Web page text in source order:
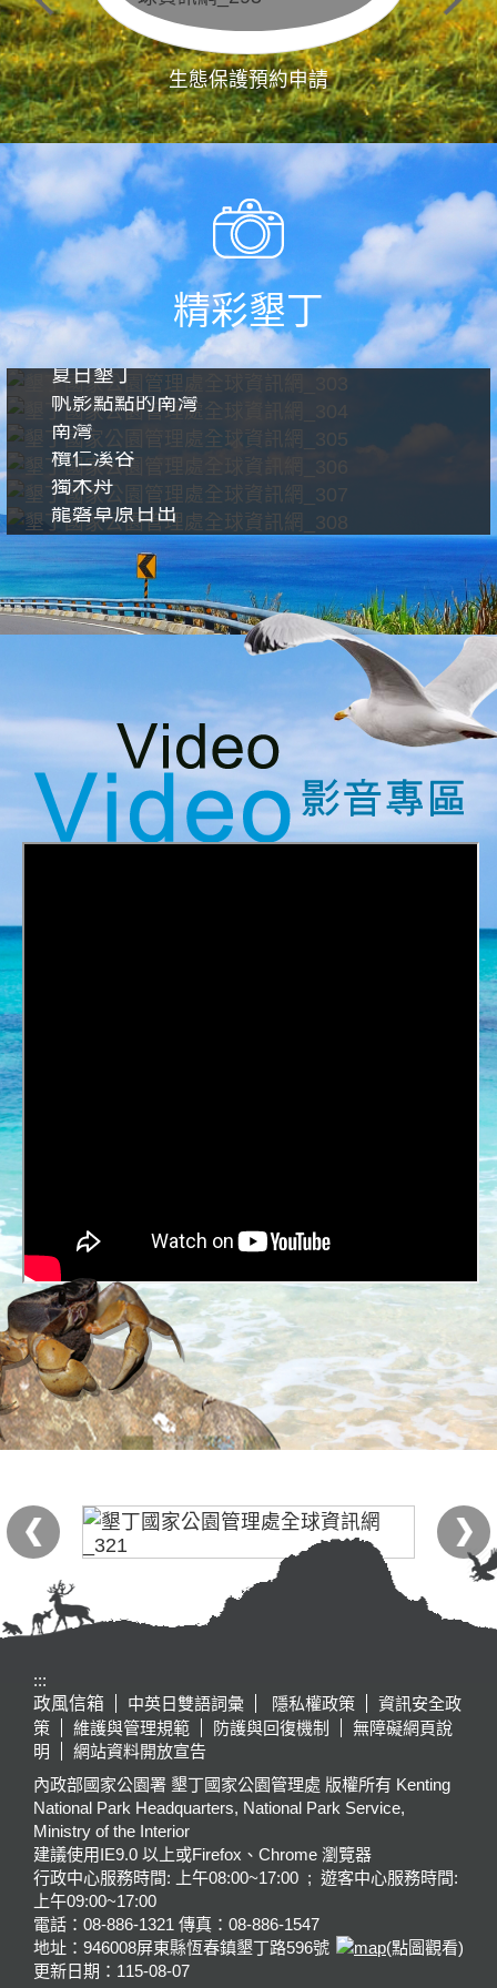
生態保護預約申請
精彩墾丁
夏日墾丁
帆影點點的南灣
南灣
欖仁溪谷
獨木舟
龍磐草原日出
:::
政風信箱
中英日雙語詞彙 隱私權政策
資訊安全政
策
維護與管理規範 防護與回復機制
無障礙網頁說
明
網站資料開放宣告
內政部國家公園署 墾丁國家公園管理處 版權所有 Kenting
National Park Headquarters, National Park Service,
Ministry of the Interior
建議使用IE9.0 以上或Firefox、Chrome 瀏覽器
行政中心服務時間: 上午08:00~17:00 ; 遊客中心服務時間:
上午09:00~17:00
電話：08-886-1321 傳真：08-886-1547
地址：946008屏東縣恆春鎮墾丁路596號
(點圖觀看)
更新日期： 115-08-07